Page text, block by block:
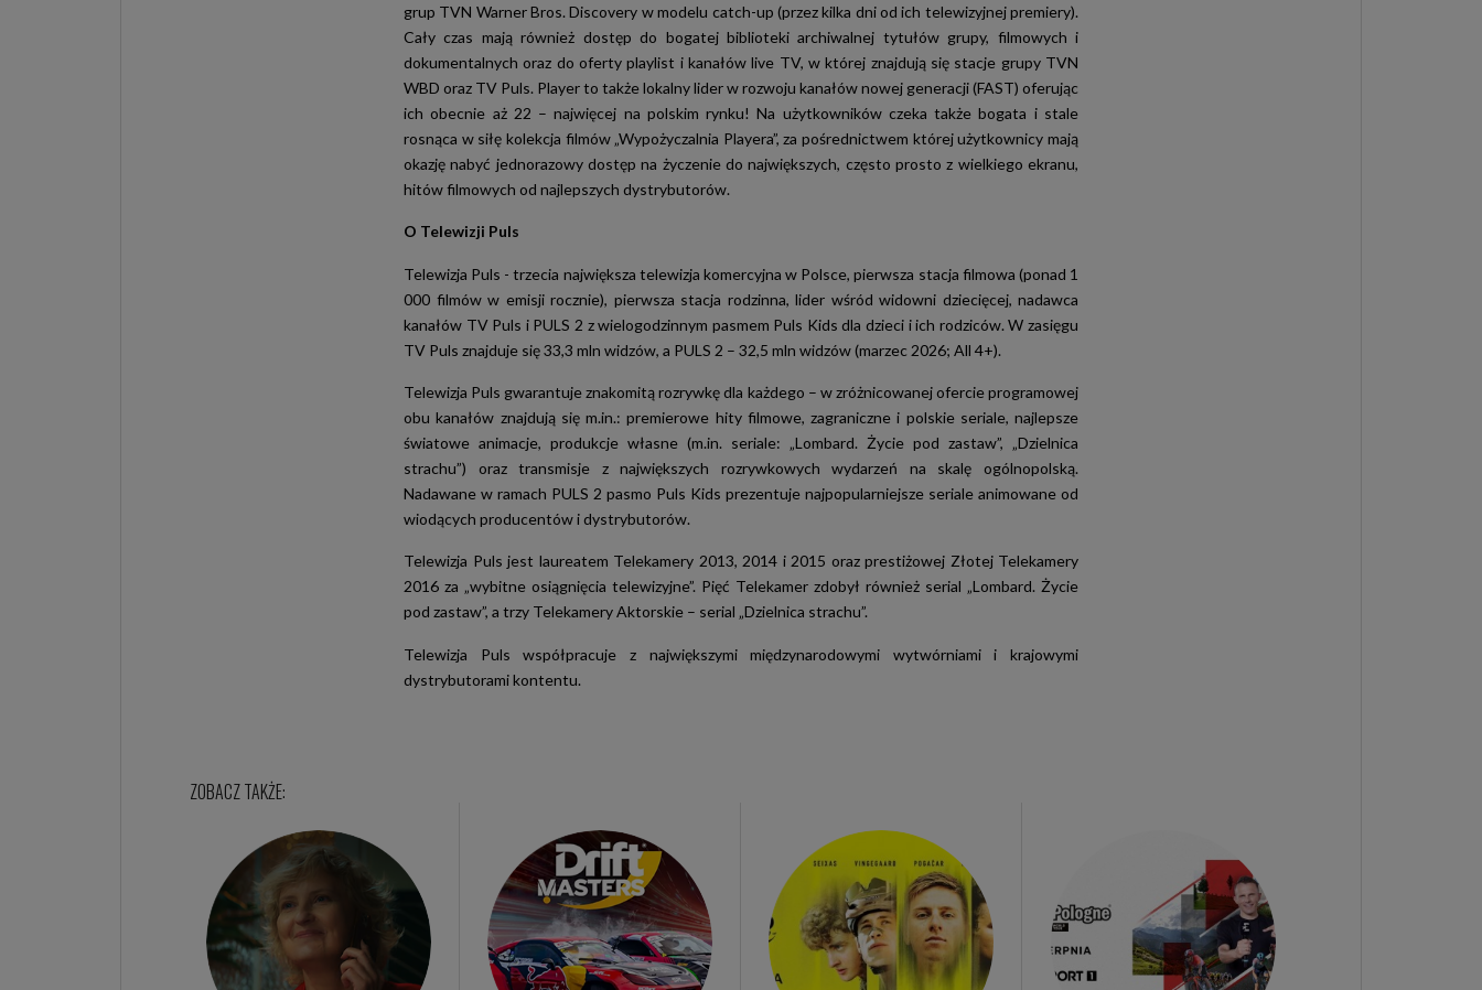
grup TVN Warner Bros. Discovery w modelu catch-up (przez kilka dni od ich telewizyjnej premiery).
Cały czas mają również dostęp do bogatej biblioteki archiwalnej tytułów grupy, filmowych i
dokumentalnych oraz do oferty playlist i kanałów live TV, w której znajdują się stacje grupy TVN
WBD oraz TV Puls. Player to także lokalny lider w rozwoju kanałów nowej generacji (FAST) oferując
ich obecnie aż 22 – najwięcej na polskim rynku! Na użytkowników czeka także bogata i stale
rosnąca w siłę kolekcja filmów „Wypożyczalnia Playera”, za pośrednictwem której użytkownicy mają
okazję nabyć jednorazowy dostęp na życzenie do największych, często prosto z wielkiego ekranu,
hitów filmowych od najlepszych dystrybutorów.
O Telewizji Puls
Telewizja Puls - trzecia największa telewizja komercyjna w Polsce, pierwsza stacja filmowa (ponad 1
000 filmów w emisji rocznie), pierwsza stacja rodzinna, lider wśród widowni dziecięcej, nadawca
kanałów TV Puls i PULS 2 z wielogodzinnym pasmem Puls Kids dla dzieci i ich rodziców. W zasięgu
TV Puls znajduje się 33,3 mln widzów, a PULS 2 – 32,5 mln widzów (marzec 2026; All 4+).
Telewizja Puls gwarantuje znakomitą rozrywkę dla każdego – w zróżnicowanej ofercie programowej
obu kanałów znajdują się m.in.: premierowe hity filmowe, zagraniczne i polskie seriale, najlepsze
światowe animacje, produkcje własne (m.in. seriale: „Lombard. Życie pod zastaw”, „Dzielnica
strachu”) oraz transmisje z największych rozrywkowych wydarzeń na skalę ogólnopolską.
Nadawane w ramach PULS 2 pasmo Puls Kids prezentuje najpopularniejsze seriale animowane od
wiodących producentów i dystrybutorów.
Telewizja Puls jest laureatem Telekamery 2013, 2014 i 2015 oraz prestiżowej Złotej Telekamery
2016 za „wybitne osiągnięcia telewizyjne”. Pięć Telekamer zdobył również serial „Lombard. Życie
pod zastaw”, a trzy Telekamery Aktorskie – serial „Dzielnica strachu”.
Telewizja Puls współpracuje z największymi międzynarodowymi wytwórniami i krajowymi
dystrybutorami kontentu.